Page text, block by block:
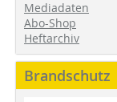
Mediadaten
Abo-Shop
Heftarchiv
Brandschutz